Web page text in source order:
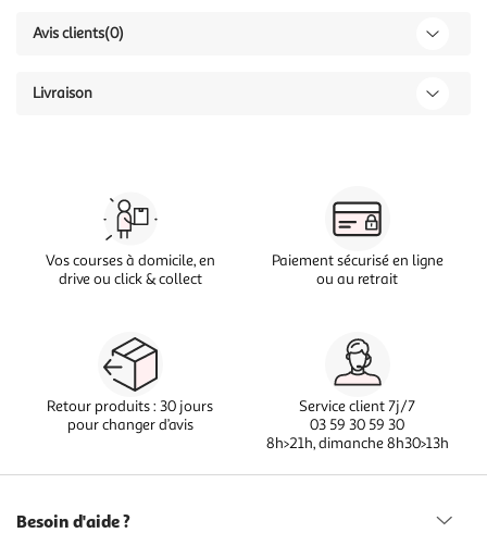
Avis clients(0)
Livraison
Vos courses à domicile, en
drive ou click & collect
Paiement sécurisé en ligne
ou au retrait
Retour produits : 30 jours
pour changer d’avis
Service client 7j/7
03 59 30 59 30
8h>21h, dimanche 8h30>13h
Besoin d'aide ?